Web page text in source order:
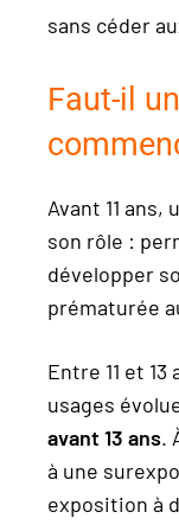
sans céder
Faut-il
Avant 11 ans,
son rôle :
développer
prématurée
Entre 11 et
usages
avant 13 ans.
à une
exposition à